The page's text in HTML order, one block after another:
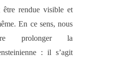
être rendue visible et
En ce sens, nous
prolonger la
: il s’agit